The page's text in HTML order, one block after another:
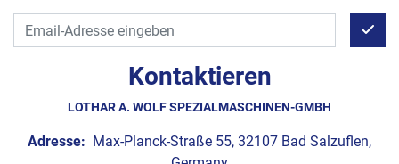
Kontaktieren
LOTHAR A. WOLF SPEZIALMASCHINEN-GMBH
Adresse: Max-Planck-Straße 55, 32107 Bad Salzuflen,